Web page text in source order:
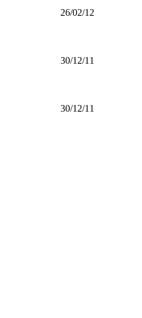
26/02/12
30/12/11
30/12/11